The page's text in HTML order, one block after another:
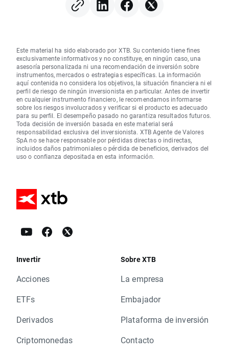
Este material ha sido elaborado por XTB. Su contenido tiene fines
exclusivamente informativos y no constituye, en ningún caso, una
asesoría personalizada ni una recomendación de inversión sobre
instrumentos, mercados o estrategias específicas. La información
aquí contenida no considera los objetivos, la situación financiera ni el
perfil de riesgo de ningún inversionista en particular. Antes de invertir
en cualquier instrumento financiero, le recomendamos informarse
sobre los riesgos involucrados y verificar si el producto es adecuado
para su perfil. El desempeño pasado no garantiza resultados futuros.
Toda decisión de inversión basada en este material será
responsabilidad exclusiva del inversionista. XTB Agente de Valores
SpA no se hace responsable por pérdidas directas o indirectas,
incluidos daños patrimoniales o pérdida de beneficios, derivados del
uso o confianza depositada en esta información.
Invertir
Acciones
ETFs
Derivados
Criptomonedas
Sobre XTB
La empresa
Embajador
Plataforma de inversión
Contacto